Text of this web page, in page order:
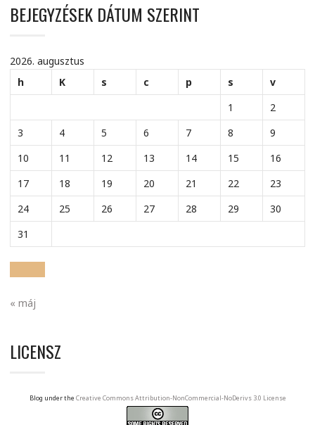
BEJEGYZÉSEK DÁTUM SZERINT
2026. augusztus
h
K s c p s
v
1
2
3
4 5 6 7 8
9
10
11 12 13 14 15
16
17
18 19 20 21 22
23
24
25 26 27 28 29
30
31
« máj
LICENSZ
Blog under the Creative Commons Attribution-NonCommercial-NoDerivs 3.0 License